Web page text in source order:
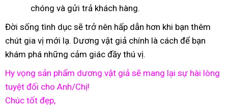
chóng và gửi trả khách hàng.
Đời sống tình dục sẽ trở nên hấp dẫn hơn khi bạn thêm
chút gia vị mới lạ. Dương vật giả chính là cách để bạn
khám phá những cảm giác đầy thú vị.
Hy vọng sản phẩm dương vật giả sẽ mang lại sự hài lòng
tuyệt đối cho Anh/Chị!
Chúc tốt đẹp,